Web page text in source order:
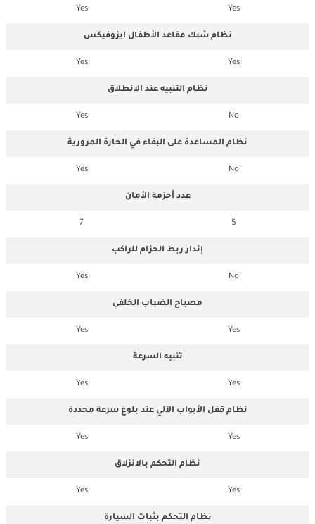
Yes
Yes
نظام شبك مقاعد الأطفال ايزوفيكس
Yes
Yes
نظام التنبيه عند الانطلاق
No
Yes
نظام المساعدة على البقاء في الحارة المرورية
No
Yes
عدد أحزمة الأمان
5
7
إندار ربط الحزام للراكب
No
Yes
مصباح الضباب الخلفي
Yes
Yes
تنبيه السرعة
Yes
Yes
نظام قفل الأبواب الآلي عند بلوغ سرعة محددة
Yes
Yes
نظام التحكم بالانزلاق
Yes
Yes
نظام التحكم بثبات السيارة